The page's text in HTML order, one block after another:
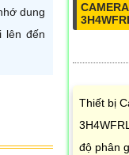
dung
lên đến
Thiết bị
độ phân